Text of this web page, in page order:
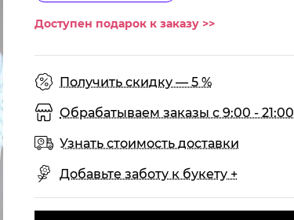
Доступен подарок к заказу >>
Получить скидку — 5 %
Обрабатываем заказы с 9:00 - 21:00
Узнать стоимость доставки
Добавьте заботу к букету +